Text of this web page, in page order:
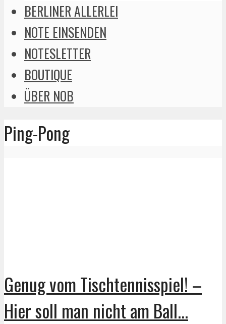
BERLINER ALLERLEI
NOTE EINSENDEN
NOTESLETTER
BOUTIQUE
ÜBER NOB
Ping-Pong
Genug vom Tischtennisspiel! –
Hier soll man nicht am Ball...